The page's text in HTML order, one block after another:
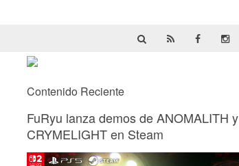
Contenido Reciente
FuRyu lanza demos de ANOMALITH y
CRYMELIGHT en Steam